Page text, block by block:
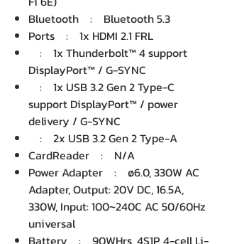
Bluetooth : Bluetooth 5.3
Ports : 1x HDMI 2.1 FRL
: 1x Thunderbolt™ 4 support
DisplayPort™ / G-SYNC
: 1x USB 3.2 Gen 2 Type-C
support DisplayPort™ / power
delivery / G-SYNC
: 2x USB 3.2 Gen 2 Type-A
CardReader : N/A
Power Adapter : ø6.0, 330W AC
Adapter, Output: 20V DC, 16.5A,
330W, Input: 100~240C AC 50/60Hz
universal
Battery : 90WHrs, 4S1P, 4-cell Li-